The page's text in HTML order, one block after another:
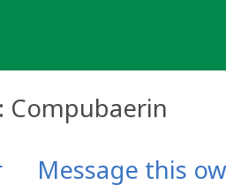
Compubaerin
Message this